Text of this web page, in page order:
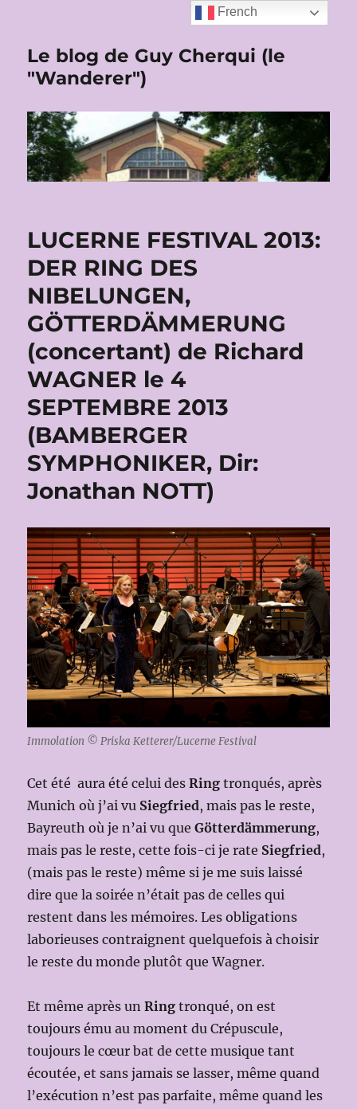
Le blog de Guy Cherqui (le
"Wanderer")
LUCERNE FESTIVAL 2013:
DER RING DES
NIBELUNGEN,
GÖTTERDÄMMERUNG
(concertant) de Richard
WAGNER le 4
SEPTEMBRE 2013
(BAMBERGER
SYMPHONIKER, Dir:
Jonathan NOTT)
Immolation © Priska Ketterer/Lucerne Festival
Cet été aura été celui desRing tronqués, après
Munich où j’ai vu Siegfried, mais pas le reste,
Bayreuth où je n’ai vu queGötterdämmerung,
mais pas le reste, cette fois-ci je rate Siegfried,
(mais pas le reste) même si je me suis laissé
dire que la soirée n’était pas de celles qui
restent dans les mémoires. Les obligations
laborieuses contraignent quelquefois à choisir
le reste du monde plutôt que Wagner.
Et même après unRing tronqué, on est
toujours ému au moment du Crépuscule,
toujours le cœur bat de cette musique tant
écoutée, et sans jamais se lasser, même quand
l’exécution n’est pas parfaite, même quand les
French